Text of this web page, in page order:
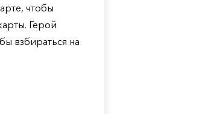
чтобы
Герой
взбираться на